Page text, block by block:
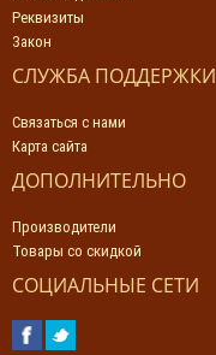
Реквизиты
Закон
СЛУЖБА ПОДДЕРЖКИ
Связаться с нами
Карта сайта
ДОПОЛНИТЕЛЬНО
Производители
Товары со скидкой
СОЦИАЛЬНЫЕ СЕТИ